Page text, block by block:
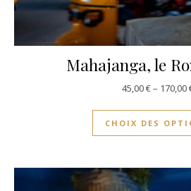
Mahajanga, le
45,00€– 170,00
CHOIX DES